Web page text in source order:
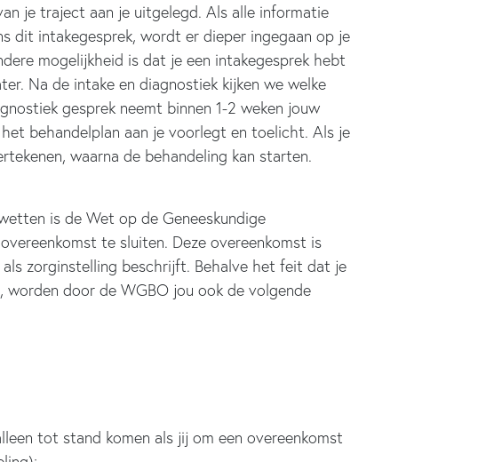
je traject aan je uitgelegd. Als alle informatie
dit intakegesprek, wordt er dieper ingegaan op je
mogelijkheid is dat je een intakegesprek hebt
Na de intake en diagnostiek kijken we welke
gesprek neemt binnen 1-2 weken jouw
behandelplan aan je voorlegt en toelicht. Als je
waarna de behandeling kan starten.
is de Wet op de Geneeskundige
te sluiten. Deze overeenkomst is
zorginstelling beschrijft. Behalve het feit dat je
door de WGBO jou ook de volgende
tot stand komen als jij om een overeenkomst